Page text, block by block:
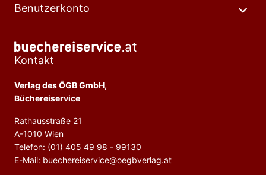
Benutzerkonto
Kontakt
Verlag des ÖGB GmbH,
Büchereiservice
Rathausstraße 21
A-1010 Wien
Telefon: (01) 405 49 98 - 99130
E-Mail: buechereiservice@oegbverlag.at